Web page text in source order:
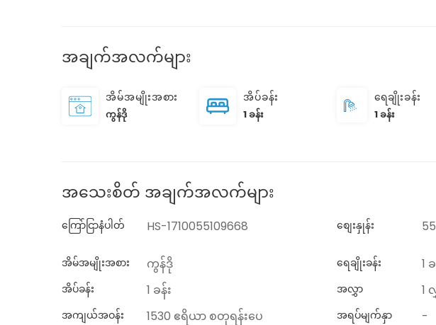
အချက်အလက်များ
အိမ်အမျိုးအစား
ကွန်ဒို
အိပ်ခန်း
1 ခန်း
ရေချိုးခန်း
1 ခန်း
အသေးစိတ် အချက်အလက်များ
ကြော်ငြာနံပါတ် HS-1710055109668 စျေးနှုန်း
အိမ်အမျိုးအစား ကွန်ဒို ရေချိုးခန်း 1
အိပ်ခန်း 1 ခန်း အလွှာ 1
အကျယ်အဝန်း 1530 ဧရိယာ စတုရန်းပေ အရပ်မျက်နှာ -